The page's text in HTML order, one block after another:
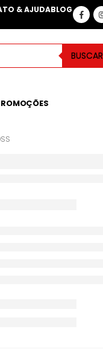
& AJUDABLOG
BUSCAR